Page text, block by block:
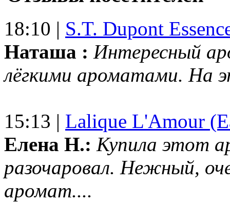
18:10 | S.T. Dupont
Наташа : Интересный
лёгкими ароматами. На
15:13 | Lalique L'Amour
Елена Н.: Купила этот
разочаровал. Нежный,
аромат....